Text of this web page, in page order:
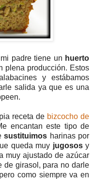
padre tiene un huerto
plena producción. Estos
y estábamos
salida ya que es una
receta de bizcocho de
encantan este tipo de
sustituimos harinas por
queda muy jugososy
muy ajustado de azúcar
de girasol, para no darle
como siempre va en